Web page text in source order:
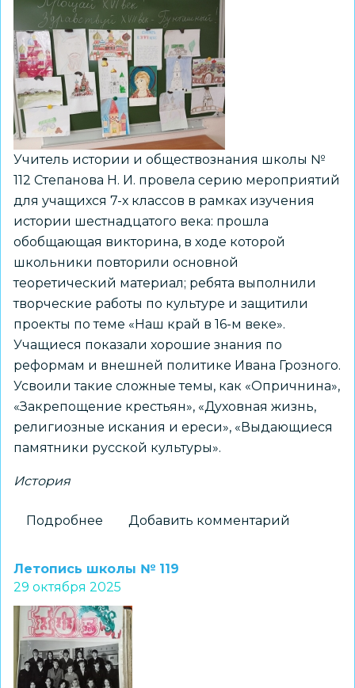
Учитель истории и обществознания школы №
112 Степанова Н. И. провела серию мероприятий
для учащихся 7-х классов в рамках изучения
истории шестнадцатого века: прошла
обобщающая викторина, в ходе которой
школьники повторили основной
теоретический материал; ребята выполнили
творческие работы по культуре и защитили
проекты по теме «Наш край в 16-м веке».
Учащиеся показали хорошие знания по
реформам и внешней политике Ивана Грозного.
Усвоили такие сложные темы, как «Опричнина»,
«Закрепощение крестьян», «Духовная жизнь,
религиозные искания и ереси», «Выдающиеся
памятники русской культуры».
История
Подробнее
творчество
к
знаниям
Добавить комментарий
Летопись школы № 119
29 октября 2025